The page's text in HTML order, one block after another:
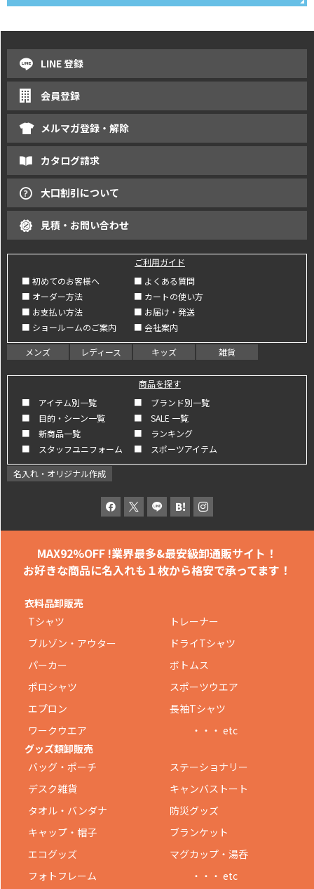
LINE 登録
会員登録
メルマガ登録・解除
カタログ請求
大口割引について
見積・お問い合わせ
ご利用ガイド
■ 初めてのお客様へ
■ よくある質問
■ オーダー方法
■ カートの使い方
■ お支払い方法
■ お届け・発送
■ ショールームのご案内
■ 会社案内
メンズ レディース キッズ 雑貨
商品を探す
■ アイテム別一覧
■ ブランド別一覧
■ 目的・シーン一覧
■ SALE 一覧
■ 新商品一覧
■ ランキング
■ スタッフユニフォーム
■ スポーツアイテム
名入れ・オリジナル作成
MAX92%OFF !業界最多&最安級卸通販サイト！
お好きな商品に名入れも １枚から格安で承ってます！
衣料品卸販売
Tシャツ
トレーナー
ブルゾン・アウター
ドライTシャツ
パーカー
ボトムス
ポロシャツ
スポーツウエア
エプロン
長袖Tシャツ
ワークウエア
・・・ etc
グッズ類卸販売
バッグ・ポーチ
ステーショナリー
デスク雑貨
キャンバストート
タオル・バンダナ
防災グッズ
キャップ・帽子
ブランケット
エコグッズ
マグカップ・湯呑
フォトフレーム
・・・ etc